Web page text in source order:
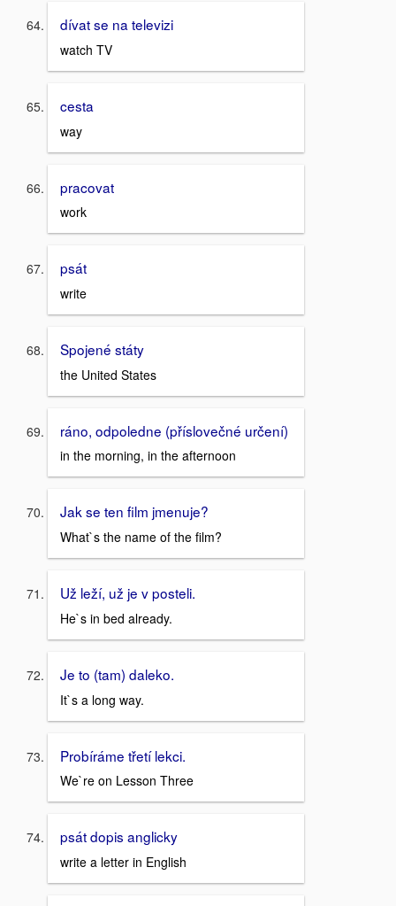
dívat se na televizi
watch TV
cesta
way
pracovat
work
psát
write
Spojené státy
the United States
ráno, odpoledne (příslovečné určení)
in the morning, in the afternoon
Jak se ten film jmenuje?
What`s the name of the film?
Už leží, už je v posteli.
He`s in bed already.
Je to (tam) daleko.
It`s a long way.
Probíráme třetí lekci.
We`re on Lesson Three
psát dopis anglicky
write a letter in English